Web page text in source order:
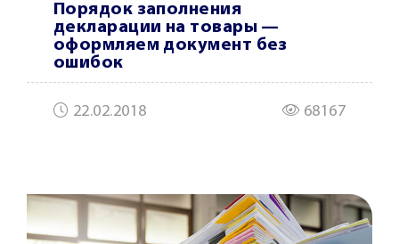
Порядок заполнения
декларации на товары —
оформляем документ без
ошибок
22.02.2018 68167